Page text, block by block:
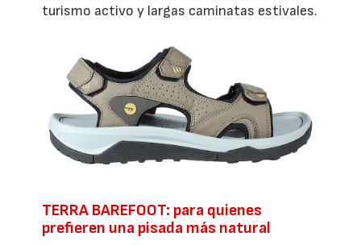
turismo activo y largas caminatas estivales.
TERRA BAREFOOT: para quienes
prefieren una pisada más natural